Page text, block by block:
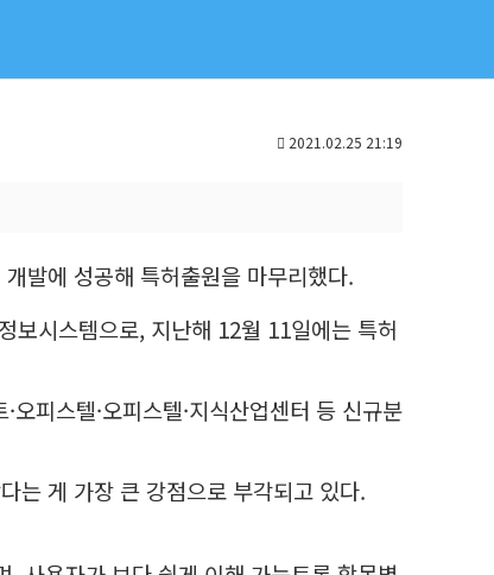
2021.02.25 21:19
발에 성공해 특허출원을 마무리했다.
보시스템으로, 지난해 12월 11일에는 특허
피스텔·오피스텔·지식산업센터 등 신규분
는 게 가장 큰 강점으로 부각되고 있다.